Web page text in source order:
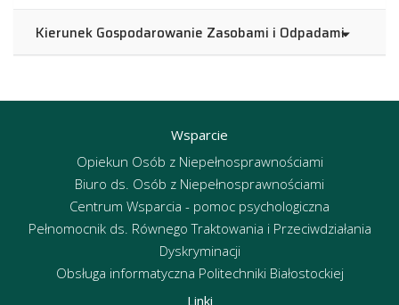
Kierunek Gospodarowanie Zasobami i Odpadami
Wsparcie
Opiekun Osób z Niepełnosprawnościami
Biuro ds. Osób z Niepełnosprawnościami
Centrum Wsparcia - pomoc psychologiczna
Pełnomocnik ds. Równego Traktowania i Przeciwdziałania
Dyskryminacji
Obsługa informatyczna Politechniki Białostockiej
Linki